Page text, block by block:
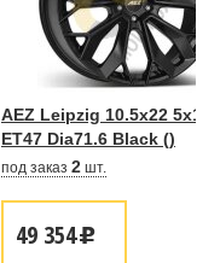
AEZ Leipzig 10.5x22 5x130
ET47 Dia71.6 Black ()
под заказ 2 шт.
49 354u